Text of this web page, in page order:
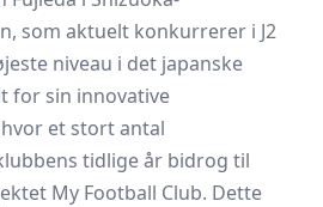
som aktuelt konkurrerer i J2
niveau i det japanske
for sin innovative
et stort antal
tidlige år bidrog til
My Football Club. Dette